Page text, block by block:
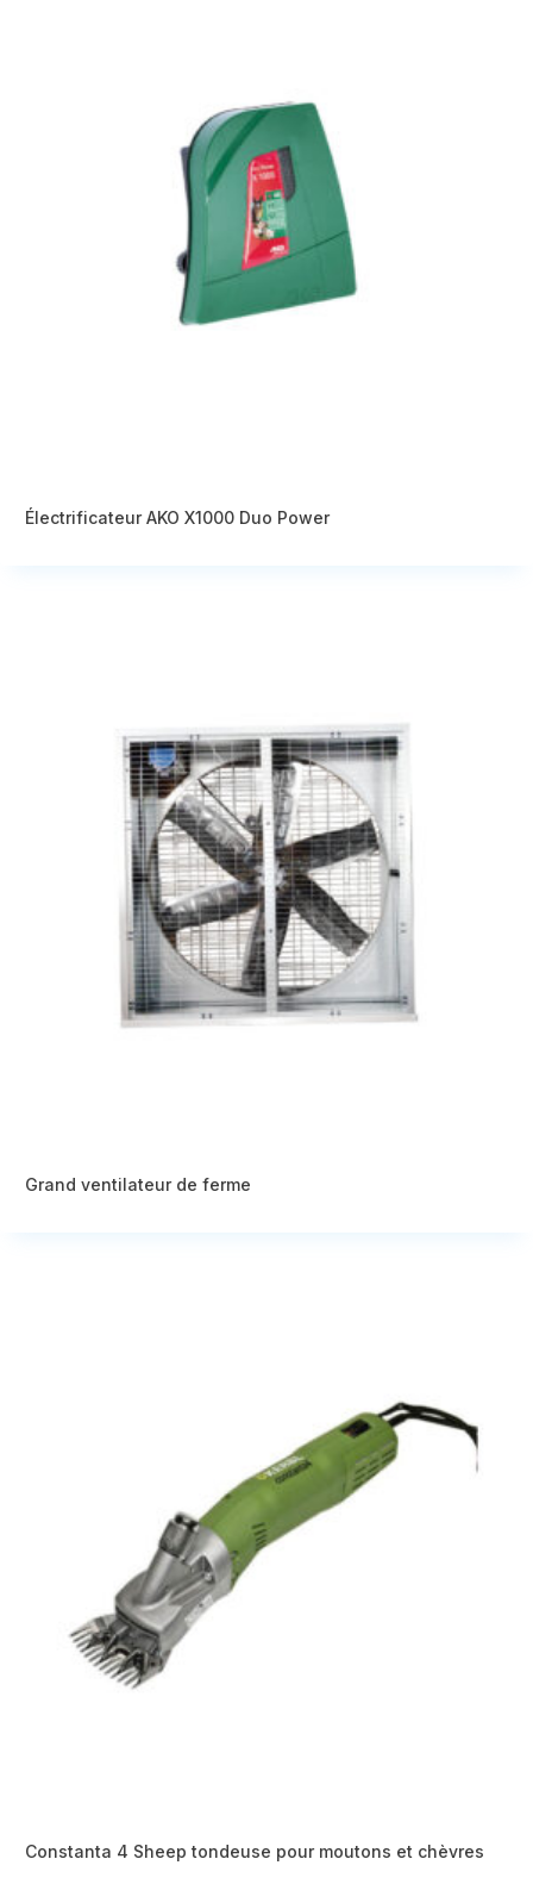
Électrificateur AKO X1000 Duo Power
Grand ventilateur de ferme
Constanta 4 Sheep tondeuse pour moutons et chèvres